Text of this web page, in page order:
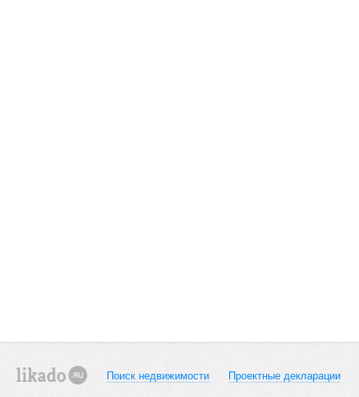
Поиск недвижимости Проектные декларации